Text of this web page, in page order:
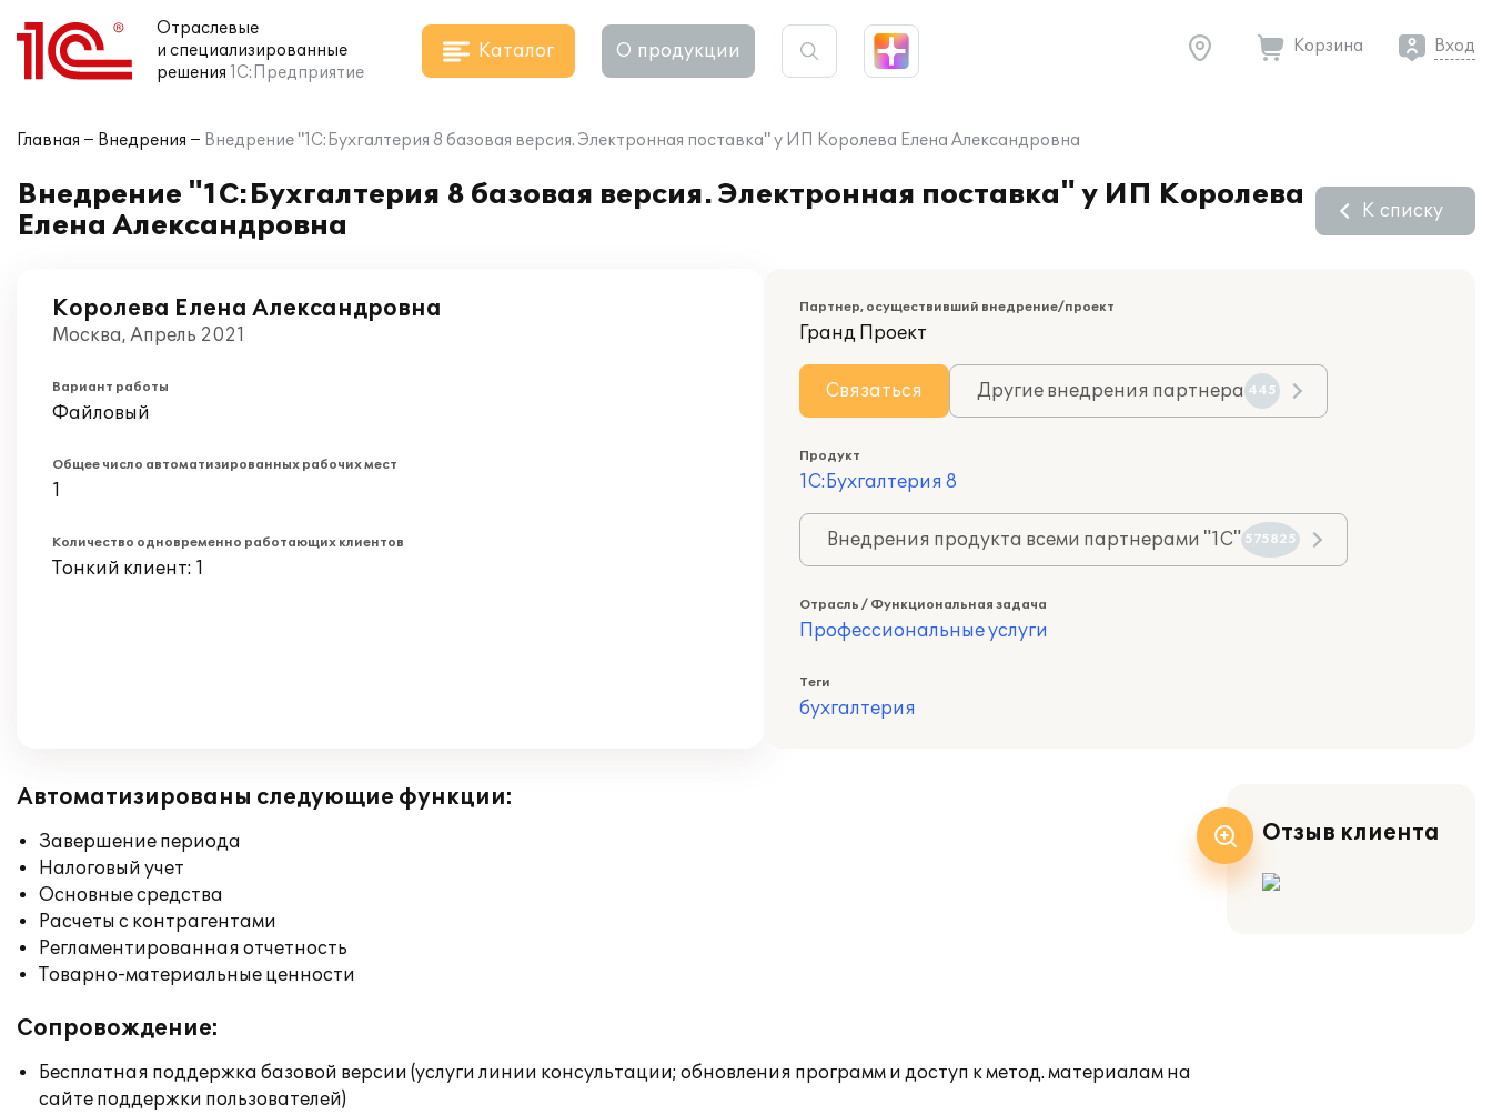
Отраслевые
и специализированные
решения 1С:Предприятие
Каталог О продукции Корзина Вход
Главная Внедрения Внедрение "1С:Бухгалтерия 8 базовая версия. Электронная поставка" у ИП Королева Елена Александровна
Внедрение "1С:Бухгалтерия 8 базовая версия. Электронная поставка" у ИП Королева
Елена Александровна
К списку
Королева Елена Александровна
Москва, Апрель 2021
Вариант работы
Файловый
Общее число автоматизированных рабочих мест
1
Количество одновременно работающих клиентов
Тонкий клиент: 1
Партнер, осуществивший внедрение/проект
Гранд Проект
Связаться Другие внедрения партнера 445
Продукт
1С:Бухгалтерия 8
Внедрения продукта всеми партнерами "1С" 575825
Отрасль / Функциональная задача
Профессиональные услуги
Теги
бухгалтерия
Автоматизированы следующие функции:
Завершение периода
Налоговый учет
Основные средства
Расчеты с контрагентами
Регламентированная отчетность
Товарно-материальные ценности
Сопровождение:
Бесплатная поддержка базовой версии (услуги линии консультации; обновления программ и доступ к метод. материалам на
сайте поддержки пользователей)
Отзыв клиента